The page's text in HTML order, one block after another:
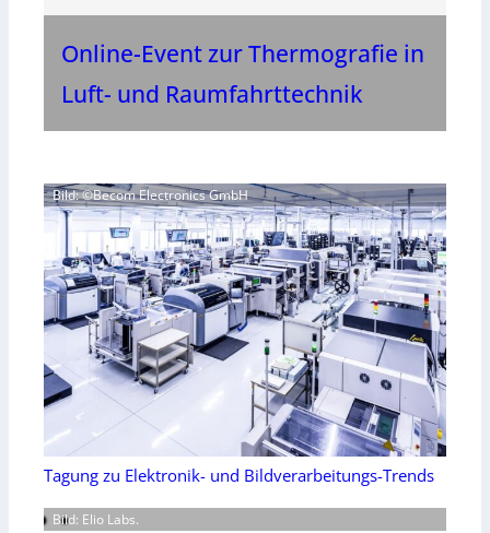
Online-Event zur Thermografie in
Luft- und Raumfahrttechnik
Bild: ©Becom Electronics GmbH
Tagung zu Elektronik- und Bildverarbeitungs-Trends
Bild: Elio Labs.